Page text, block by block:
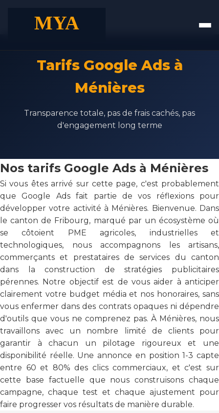
Tarifs Google Ads à
Ménières
Transparence totale, pas de frais cachés, pas
d'engagement long terme
Nos tarifs Google Ads à Ménières
Si vous êtes arrivé sur cette page, c'est probablement
que Google Ads fait partie de vos réflexions pour
développer votre activité à Ménières. Bienvenue. Dans
le canton de Fribourg, marqué par un écosystème où
se côtoient PME agricoles, industrielles et
technologiques, nous accompagnons les artisans,
commerçants et prestataires de services du canton
dans la construction de stratégies publicitaires
pérennes. Notre objectif est de vous aider à anticiper
clairement votre budget média et nos honoraires, sans
vous enfermer dans des contrats opaques ni dépendre
d'outils que vous ne comprenez pas. À Ménières, nous
travaillons avec un nombre limité de clients pour
garantir à chacun un pilotage rigoureux et une
disponibilité réelle. Une annonce en position 1-3 capte
entre 60 et 80% des clics commerciaux, et c'est sur
cette base factuelle que nous construisons chaque
campagne, chaque test et chaque ajustement pour
faire progresser vos résultats de manière durable.